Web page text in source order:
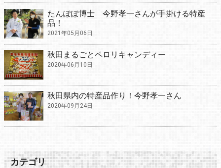
たんぽぽ博士 今野孝一さんが手掛ける特産
品！
2021年05月06日
秋田まるごとペロリキャンディー
2020年06月10日
秋田県内の特産品作り！今野孝一さん
2020年09月24日
カテゴリ